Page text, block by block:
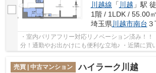
川越線 「 川越 」駅
1階 / 1LDK / 55.00㎡
埼玉県川越市南台
・室内バリアフリー対応リノベーション済み！
分！通勤やお出かけにも便利な立地♪ ・近隣に買
売買 | 中古マンション
ハイラーク川越